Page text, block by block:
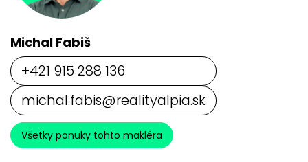
Michal Fabiš
+421 915 288 136
michal.fabis@realityalpia.sk
Všetky ponuky tohto makléra